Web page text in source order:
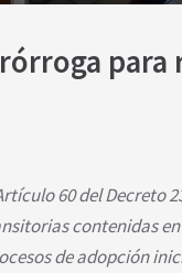
para
60 del Decreto
contenidas en
de adopción